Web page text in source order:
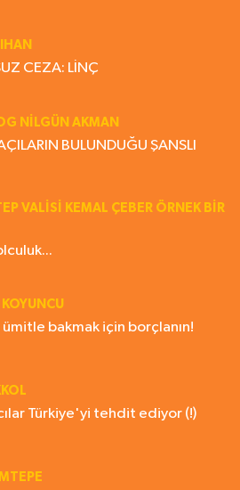
CEZA: LİNÇ
NILGÜN AKMAN
BULUNDUĞU ŞANSLI
VALISI KEMAL ÇEBER ÖRNEK BİR
ümitle bakmak için borçlanın!
Türkiye'yi tehdit ediyor (!)